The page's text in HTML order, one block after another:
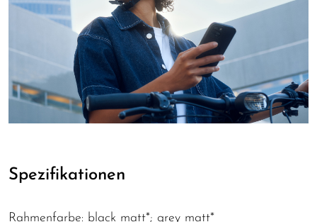
Spezifikationen
Rahmenfarbe: black matt*; grey matt*